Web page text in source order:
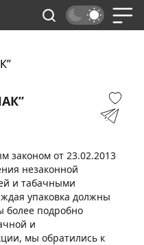
законом от 23.02.2013
незаконной
и табачными
упаковка должны
более подробно
и
мы обратились к